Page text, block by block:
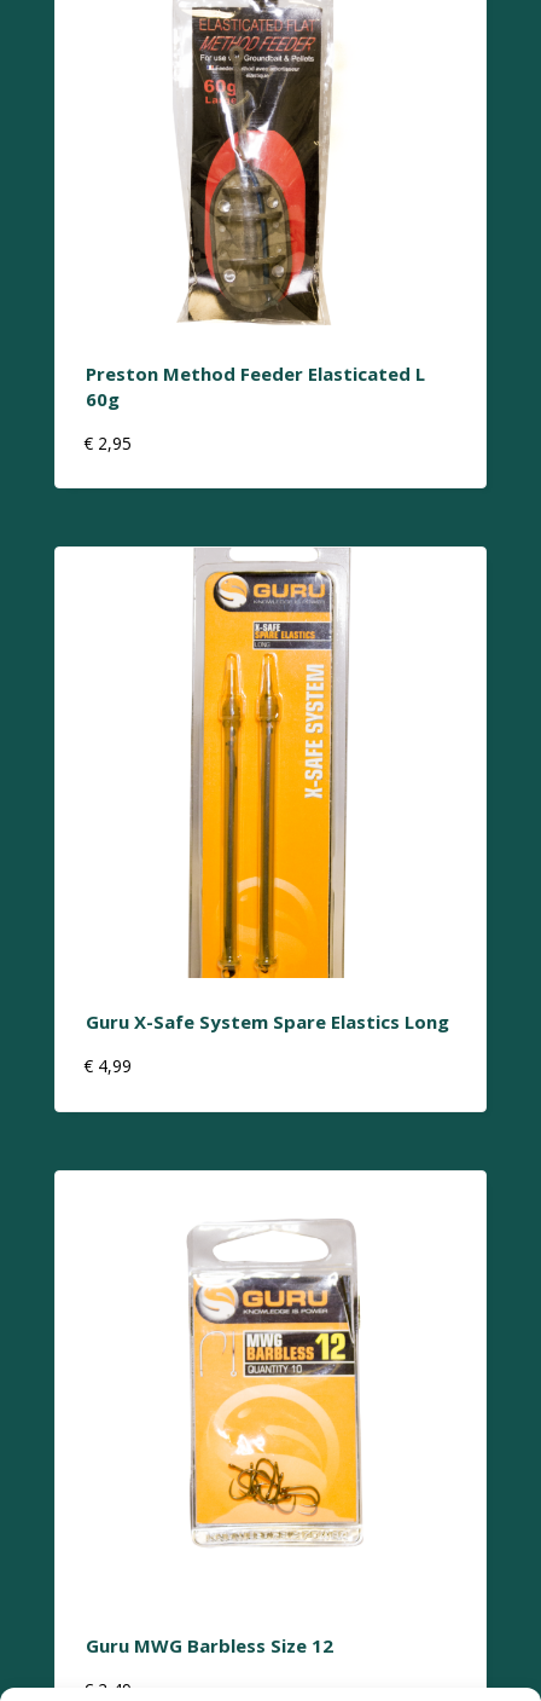
Preston Method Feeder Elasticated L
60g
€ 2,95
Guru X-Safe System Spare Elastics Long
€ 4,99
Guru MWG Barbless Size 12
€ 2,49